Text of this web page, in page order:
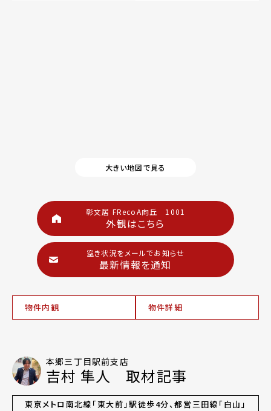
大きい地図で見る
彰文居 FRecoA向丘 1001
外観はこちら
空き状況をメールでお知らせ
最新情報を通知
物件内観 物件詳細
本郷三丁目駅前支店
吉村 隼人 取材記事
東京メトロ南北線「東大前」駅徒歩4分、都営三田線「白山」